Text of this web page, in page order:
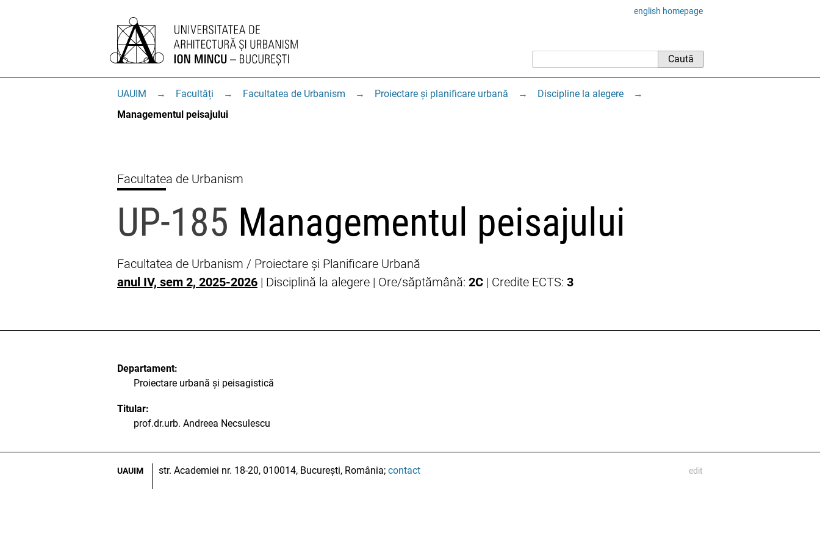
english homepage
UAUIM → Facultăți → Facultatea de Urbanism → Proiectare și planificare urbană → Discipline la alegere
→
Managementul peisajului
Facultatea de Urbanism
UP-185 Managementul peisajului
Facultatea de Urbanism / Proiectare și Planificare Urbană
anul IV, sem 2, 2025-2026 | Disciplină la alegere | Ore/săptămână: 2C | Credite ECTS: 3
Departament:
Proiectare urbană și peisagistică
Titular:
prof.dr.urb. Andreea Necsulescu
UAUIM str. Academiei nr. 18-20, 010014, București, România; contact edit